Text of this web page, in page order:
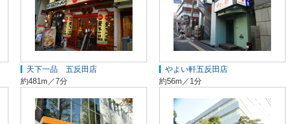
天下一品 五反田店
約481m／7分
やよい軒五反田店
約56m／1分